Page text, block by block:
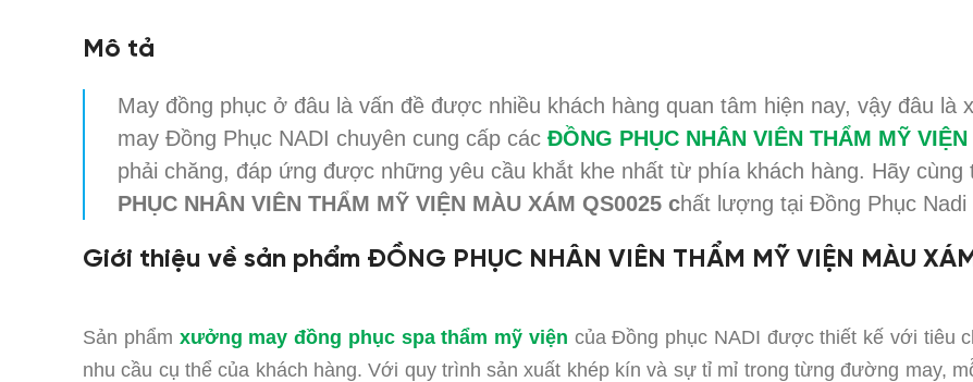
Mô tả
May đồng phục ở đâu là vấn đề được nhiều khách hàng quan tâm hiện nay, vậy đâu
may Đồng Phục NADI chuyên cung cấp các ĐỒNG PHỤC NHÂN VIÊN THẨM MỸ
phải chăng, đáp ứng được những yêu cầu khắt khe nhất từ phía khách hàng. Hãy cùng
PHỤC NHÂN VIÊN THẨM MỸ VIỆN MÀU XÁM QS0025 chất lượng tại Đồng Phục Nadi
Giới thiệu về sản phẩm ĐỒNG PHỤC NHÂN VIÊN THẨM MỸ VIỆN MÀU
Sản phẩm xưởng may đồng phục spa thẩm mỹ viện của Đồng phục NADI được thiết kế với tiêu
nhu cầu cụ thể của khách hàng. Với quy trình sản xuất khép kín và sự tỉ mỉ trong từng đường may,